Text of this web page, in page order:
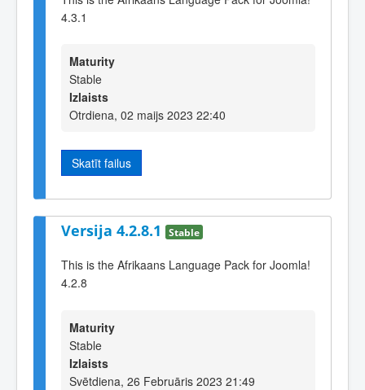
4.3.1
Maturity
Stable
Izlaists
Otrdiena, 02 maijs 2023 22:40
Skatīt failus
Versija 4.2.8.1 Stable
This is the Afrikaans Language Pack for Joomla!
4.2.8
Maturity
Stable
Izlaists
Svētdiena, 26 Februāris 2023 21:49